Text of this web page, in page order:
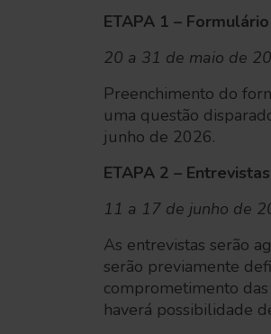
ETAPA 1 –
20 a 31 de maio de
Preenchimento do
uma questão
junho de 2026.
ETAPA 2 – Entrevistas
11 a 17 de junho de
As entrevistas serão
serão previamente
comprometimento das
haverá possibilidade